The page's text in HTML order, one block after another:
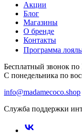
Акции
Блог
Магазины
О бренде
Контакты
Программа
Бесплатный звонок
С понедельника по
info@madamecoco.shop
Служба поддержки